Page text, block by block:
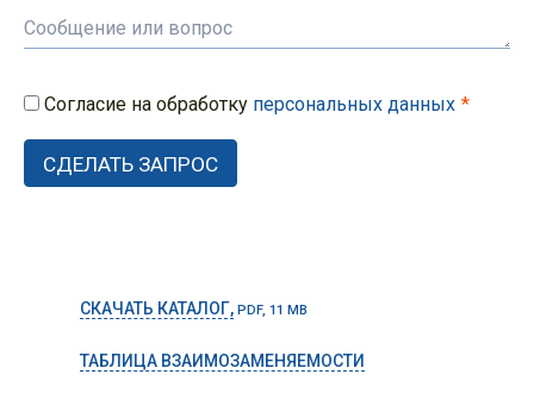
Согласие на обработку персональных данных
СКАЧАТЬ КАТАЛОГ, PDF, 11 MB
ТАБЛИЦА ВЗАИМОЗАМЕНЯЕМОСТИ